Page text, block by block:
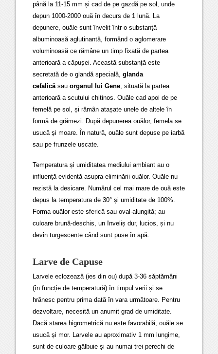
până la 11-15 mm și cad de pe gazdă pe sol, unde
depun 1000-2000 ouă în decurs de 1 lună. La
depunere, ouăle sunt învelit într-o substanță
albuminoasă aglutinantă, formând o aglomerare
voluminoasă ce rămâne un timp fixată de partea
anterioară a căpușei. Această substanță este
secretată de o glandă specială,glanda
cefalicăsauorganul lui Gene, situată la partea
anterioară a scutului chitinos. Ouăle cad apoi de pe
femelă pe sol, și rămân atașate unele de altele în
formă de grămezi. După depunerea ouălor, femela se
usucă și moare. În natură, ouăle sunt depuse pe iarbă
sau pe frunzele uscate.
Temperatura și umiditatea mediului ambiant au o
influență evidentă asupra eliminării ouălor. Ouăle nu
rezistă la desicare. Numărul cel mai mare de ouă este
depus la temperatura de 30° și umiditate de 100%.
Forma ouălor este sferică sau oval-alungită; au
culoare brună-deschis, un înveliș dur, lucios, și nu
devin turgescente când sunt puse în apă.
Larve de Capuse
Larvele eclozează (ies din ou) după 3-36 săptămâni
(în funcție de temperatură) în timpul verii și se
hrănesc pentru prima dată în vara următoare. Pentru
dezvoltare, necesită un anumit grad de umiditate.
Dacă starea higrometrică nu este favorabilă, ouăle se
usucă și mor. Larvele au aproximativ 1 mm lungime,
sunt de culoare gălbuie și au numai trei perechi de